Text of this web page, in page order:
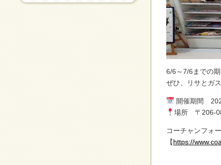
6/6～7/6までの
ぜひ、リサとガ
開催期間
場所 〒206-
コーチャンフォ
【https://